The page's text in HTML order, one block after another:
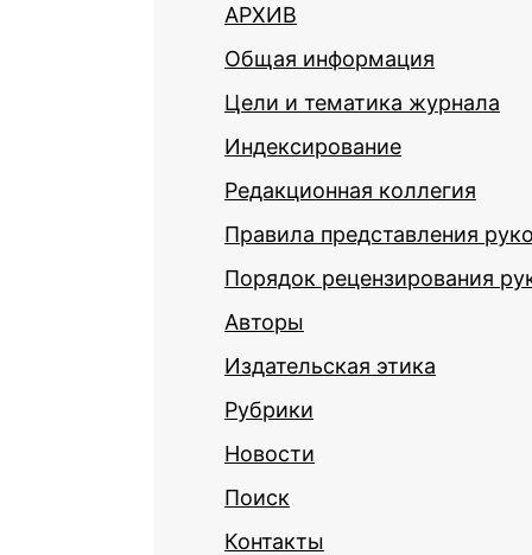
АРХИВ
Общая информация
Цели и тематика журнала
Индексирование
Редакционная коллегия
Правила представления
Порядок рецензирования
Авторы
Издательская этика
Рубрики
Новости
Поиск
Контакты